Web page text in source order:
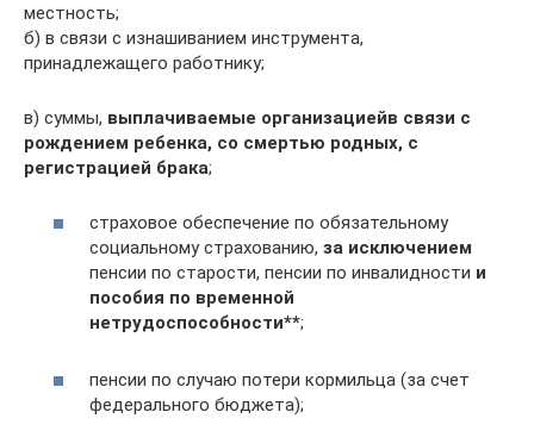
местность;
б) в связи с изнашиванием инструмента,
принадлежащего работнику;
в) суммы, выплачиваемые организациейв связи с
рождением ребенка, со смертью родных, с
регистрацией брака;
страховое обеспечение по обязательному
социальному страхованию, за исключением
пенсии по старости, пенсии по инвалидности и
пособия по временной
нетрудоспособности**;
пенсии по случаю потери кормильца (за счет
федерального бюджета);